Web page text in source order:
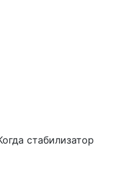
стабилизатор